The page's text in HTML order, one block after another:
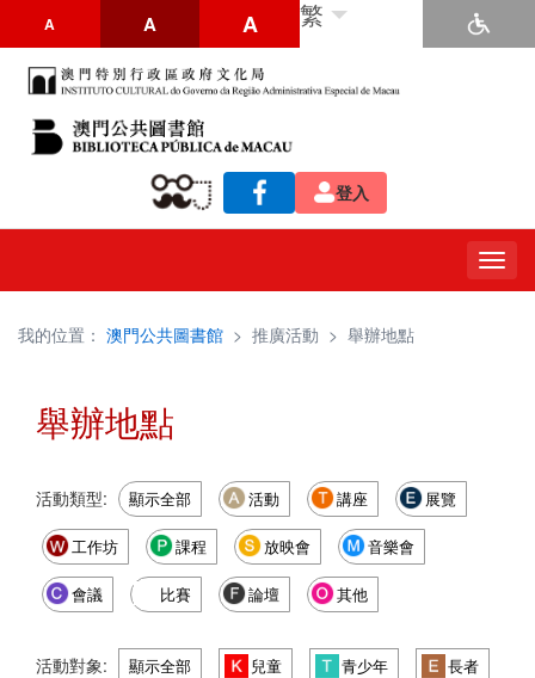
A A A 繁
登入
我的位置： 澳門公共圖書館 > 推廣活動 > 舉辦地點
舉辦地點
活動類型: 顯示全部 活動 講座 展覽
工作坊 課程 放映會 音樂會
會議 比賽 論壇 其他
活動對象: 顯示全部 兒童 青少年 長者